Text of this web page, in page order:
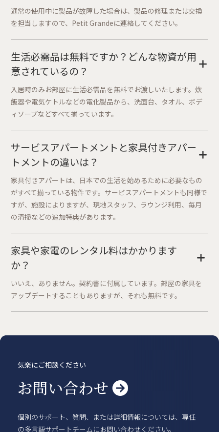
通常の使用中に製品が故障した場合は、製品の修理または交換
を担当しますので、Petit Grandeに連絡してください。
生活必需品は無料ですか？どんな物資が用
意されているの？
+
入居時のみお部屋に生活必需品を無料でお渡しいたします。炊
飯器や電気ケトルなどの電化製品から、洗面台、タオル、ボデ
ィソープなどすべて揃っています。
サービスアパートメントと家具付きアパー
トメントの違いは？
+
家具付きアパートは、日本での生活を始めるために必要なもの
がすべて揃っている物件です。サービスアパートメントも同様で
すが、施設によりますが、現地スタッフ、ラウンジ利用、毎月
の清掃などの追加特典があります。
家具や家電のレンタル料はかかります
か？
+
いいえ、ありません。契約書に付属しています。部屋の家具を
アップデートすることもありますが、それも無料です。
気楽にご相談ください
お問い合わせ 
個別のサポート、質問、または詳細情報については、専任
の多言語サポートチームにお問い合わせください。